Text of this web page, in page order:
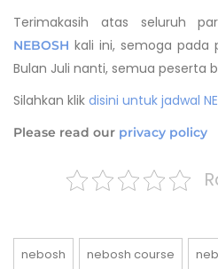
Terimakasih atas seluruh
NEBOSH kali ini, semoga pada
Bulan Juli nanti, semua peserta
Silahkan klik disini untuk jadwal
Please read our privacy policy
nebosh nebosh course